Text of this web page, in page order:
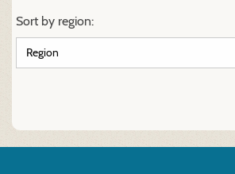
Sort by region: